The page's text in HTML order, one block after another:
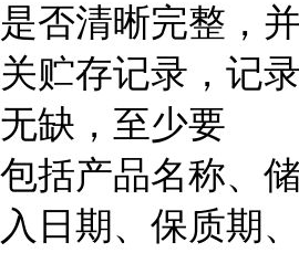
是否清晰完整，
关贮存记录，记
无缺，至少要
包括产品名称、
入日期、保质期